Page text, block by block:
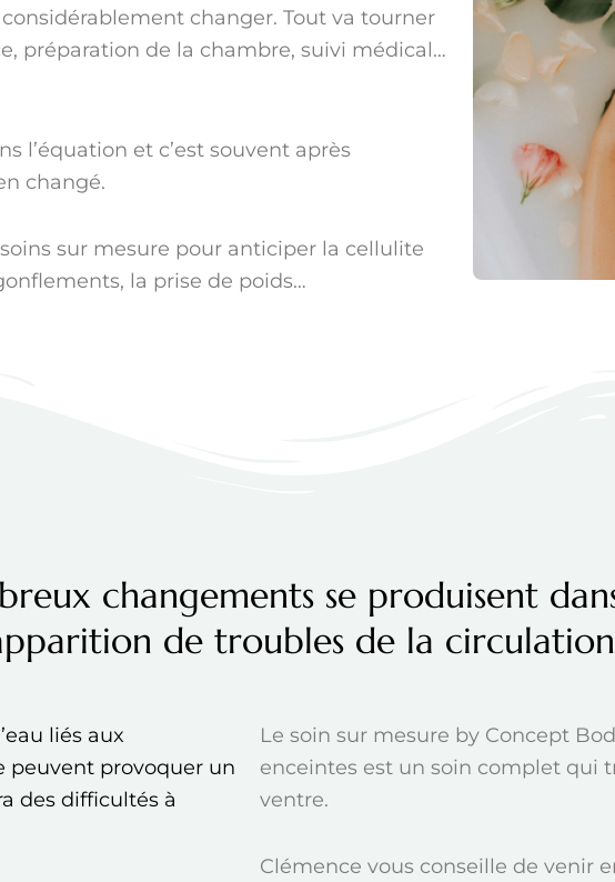
changer. Tout va tourner
préparation de la chambre, suivi médical…
l’équation et c’est souvent après
changé.
sur mesure pour anticiper la cellulite
la prise de poids…
changements se produisent
de troubles de la
liés aux
peuvent provoquer un
des difficultés à
Le soin sur mesure by Concept
enceintes est un soin complet qui
ventre.
Clémence vous conseille de venir